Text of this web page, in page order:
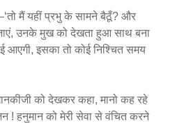
मैं यहीं प्रभु के सामने बैठूँ? और
उनके मुख को देखता हुआ साथ बना
आएगी, इसका तो कोई निश्चित समय
को देखकर कहा, मानो कह रहे
! हनुमान को मेरी सेवा से वंचित करने